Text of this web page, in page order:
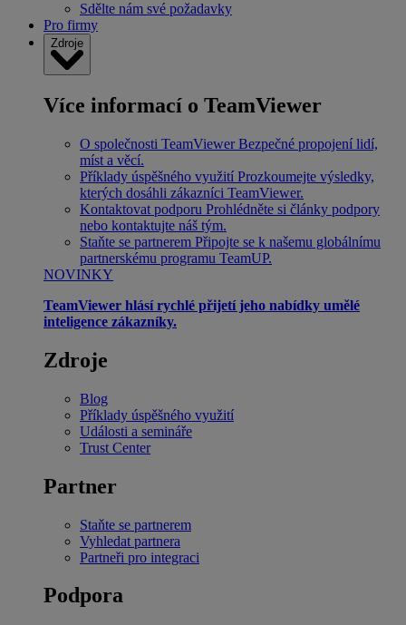
Sdělte nám své požadavky
Pro firmy
Zdroje
Více informací o TeamViewer
O společnosti TeamViewer Bezpečné propojení lidí,
míst a věcí.
Příklady úspěšného využití Prozkoumejte výsledky,
kterých dosáhli zákazníci TeamViewer.
Kontaktovat podporu Prohlédněte si články podpory
nebo kontaktujte náš tým.
Staňte se partnerem Připojte se k našemu globálnímu
partnerskému programu TeamUP.
NOVINKY
TeamViewer hlásí rychlé přijetí jeho nabídky umělé
inteligence zákazníky.
Zdroje
Blog
Příklady úspěšného využití
Události a semináře
Trust Center
Partner
Staňte se partnerem
Vyhledat partnera
Partneři pro integraci
Podpora